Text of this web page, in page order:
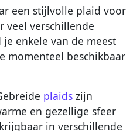
een stijlvolle plaid voor
veel verschillende
enkele van de meest
momenteel beschikbaar
plaids zijn
en gezellige sfeer
in verschillende